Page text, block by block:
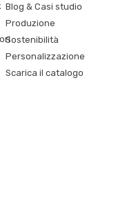
Blog & Casi studio
Produzione
Sostenibilità
Personalizzazione
Scarica il catalogo